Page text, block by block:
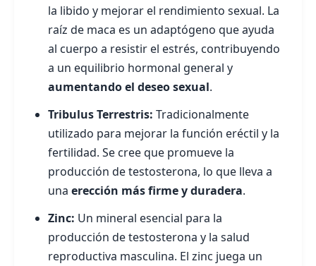
la libido y mejorar el rendimiento sexual. La
raíz de maca es un adaptógeno que ayuda
al cuerpo a resistir el estrés, contribuyendo
a un equilibrio hormonal general y
aumentando el deseo sexual.
Tribulus Terrestris: Tradicionalmente
utilizado para mejorar la función eréctil y la
fertilidad. Se cree que promueve la
producción de testosterona, lo que lleva a
una erección más firme y duradera.
Zinc: Un mineral esencial para la
producción de testosterona y la salud
reproductiva masculina. El zinc juega un